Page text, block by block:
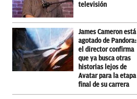
televisión
James Cameron está
agotado de Pandora:
el director confirma
que ya busca otras
historias lejos de
Avatar para la etapa
final de su carrera